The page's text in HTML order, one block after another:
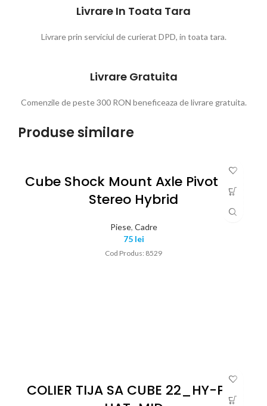
Livrare In Toata Tara
Livrare prin serviciul de curierat DPD, in toata tara.
Livrare Gratuita
Comenzile de peste 300 RON beneficeaza de livrare gratuita.
Produse similare
Cube Shock Mount Axle Pivot Set
Stereo Hybrid
Piese, Cadre
75 lei
Cod Produs: 8529
COLIER TIJA SA CUBE 22_HY-P4-